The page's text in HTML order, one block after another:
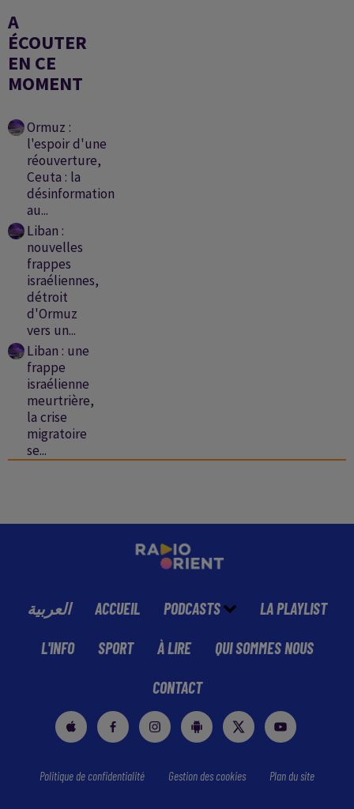
A
ÉCOUTER
EN CE
MOMENT
Ormuz :
l'espoir d'une
réouverture,
Ceuta : la
désinformation
au...
Liban :
nouvelles
frappes
israéliennes,
détroit
d'Ormuz
vers un...
Liban : une
frappe
israélienne
meurtrière,
la crise
migratoire
se...
العربية ACCUEIL PODCASTS LA PLAYLIST
L'INFO SPORT À LIRE QUI SOMMES NOUS
CONTACT
Politique de confidentialité Gestion des cookies Plan du site